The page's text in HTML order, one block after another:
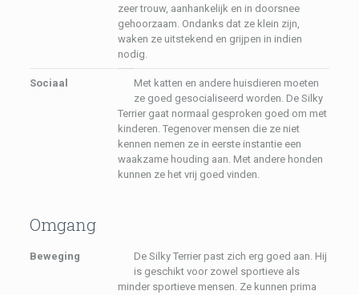
zeer trouw, aanhankelijk en in doorsnee
gehoorzaam. Ondanks dat ze klein zijn,
waken ze uitstekend en grijpen in indien
nodig.
Sociaal
Met katten en andere huisdieren moeten
ze goed gesocialiseerd worden. De Silky
Terrier gaat normaal gesproken goed om met
kinderen. Tegenover mensen die ze niet
kennen nemen ze in eerste instantie een
waakzame houding aan. Met andere honden
kunnen ze het vrij goed vinden.
Omgang
Beweging
De Silky Terrier past zich erg goed aan. Hij
is geschikt voor zowel sportieve als
minder sportieve mensen. Ze kunnen prima